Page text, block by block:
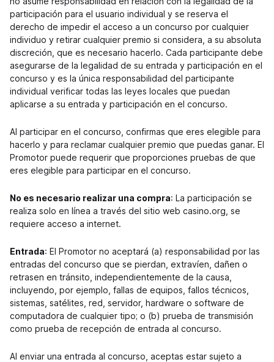
participación para el usuario individual y se reserva el
derecho de impedir el acceso a un concurso por cualquier
individuo y retirar cualquier premio si considera, a su absoluta
discreción, que es necesario hacerlo. Cada participante debe
asegurarse de la legalidad de su entrada y participación en el
concurso y es la única responsabilidad del participante
individual verificar todas las leyes locales que puedan
aplicarse a su entrada y participación en el concurso.
Al participar en el concurso, confirmas que eres elegible para
hacerlo y para reclamar cualquier premio que puedas ganar. El
Promotor puede requerir que proporciones pruebas de que
eres elegible para participar en el concurso.
No es necesario realizar una compra: La participación se
realiza solo en línea a través del sitio web casino.org, se
requiere acceso a internet.
Entrada: El Promotor no aceptará (a) responsabilidad por las
entradas del concurso que se pierdan, extravíen, dañen o
retrasen en tránsito, independientemente de la causa,
incluyendo, por ejemplo, fallas de equipos, fallos técnicos,
sistemas, satélites, red, servidor, hardware o software de
computadora de cualquier tipo; o (b) prueba de transmisión
como prueba de recepción de entrada al concurso.
Al enviar una entrada al concurso, aceptas estar sujeto a